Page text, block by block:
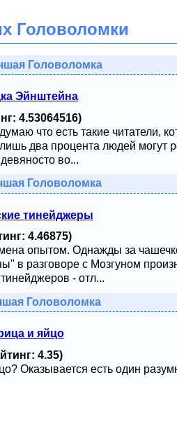
Головоломки
Головоломка
Эйнштейна
4.53064516)
что есть такие читатели,
два процента людей могут
во...
Головоломка
тинейджеры
4.46875)
опытом. Однажды за
в разговоре с Мозгуном
- отл...
Головоломка
и яйцо
4.35)
Оказывается есть один